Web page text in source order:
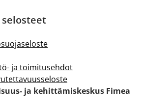
ja toimitusehdot
ja kehittämiskeskus Fimea